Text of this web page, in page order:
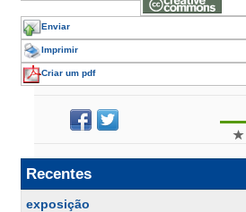
Enviar
Imprimir
Criar um pdf
Recentes
exposição